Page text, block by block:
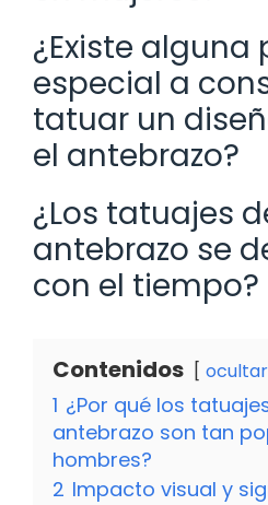
¿Existe alguna
especial a
tatuar un
el antebrazo?
¿Los tatuajes
antebrazo se
con el tiempo?
Contenidos ocultar
1 ¿Por qué los
antebrazo son tan
hombres?
2 Impacto visual y